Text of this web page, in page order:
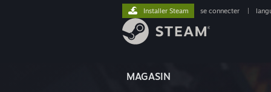
MAGASIN
Installer Steam se connecter